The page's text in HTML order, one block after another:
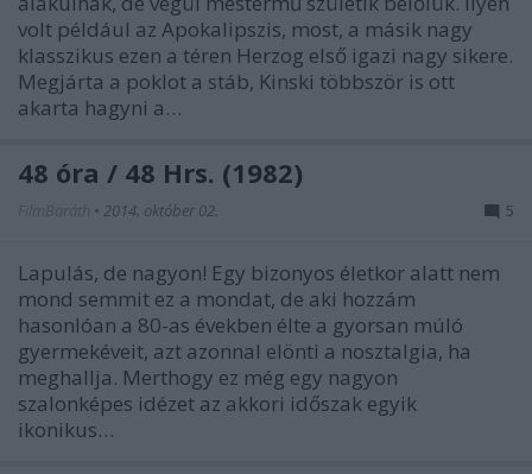
volt például az Apokalipszis, most, a másik nagy
klasszikus ezen a téren Herzog első igazi nagy sikere.
Megjárta a poklot a stáb, Kinski többször is ott
akarta hagyni a…
48 óra / 48 Hrs. (1982)
• 2014. október 02. 5
Lapulás, de nagyon! Egy bizonyos életkor alatt nem
mond semmit ez a mondat, de aki hozzám
hasonlóan a 80-as években élte a gyorsan múló
gyermekéveit, azt azonnal elönti a nosztalgia, ha
meghallja. Merthogy ez még egy nagyon
szalonképes idézet az akkori időszak egyik
ikonikus…